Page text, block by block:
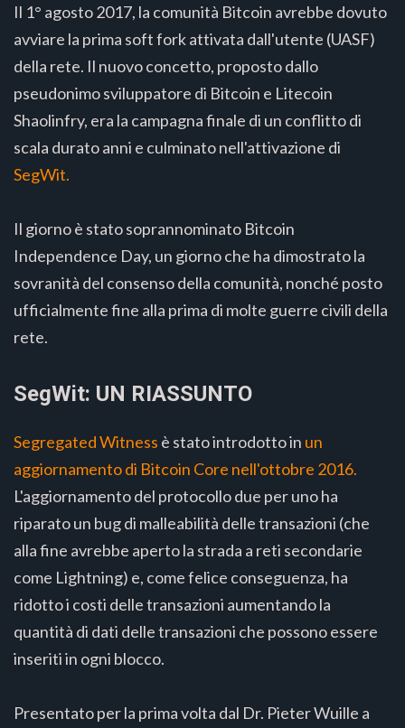
Il 1° agosto 2017, la comunità Bitcoin avrebbe dovuto
avviare la prima soft fork attivata dall'utente (UASF)
della rete. Il nuovo concetto, proposto dallo
pseudonimo sviluppatore di Bitcoin e Litecoin
Shaolinfry, era la campagna finale di un conflitto di
scala durato anni e culminato nell'attivazione di
SegWit.
Il giorno è stato soprannominato Bitcoin
Independence Day, un giorno che ha dimostrato la
sovranità del consenso della comunità, nonché posto
ufficialmente fine alla prima di molte guerre civili della
rete.
SegWit: UN RIASSUNTO
Segregated Witness è stato introdotto in un
aggiornamento di Bitcoin Core nell'ottobre 2016.
L'aggiornamento del protocollo due per uno ha
riparato un bug di malleabilità delle transazioni (che
alla fine avrebbe aperto la strada a reti secondarie
come Lightning) e, come felice conseguenza, ha
ridotto i costi delle transazioni aumentando la
quantità di dati delle transazioni che possono essere
inseriti in ogni blocco.
Presentato per la prima volta dal Dr. Pieter Wuille a